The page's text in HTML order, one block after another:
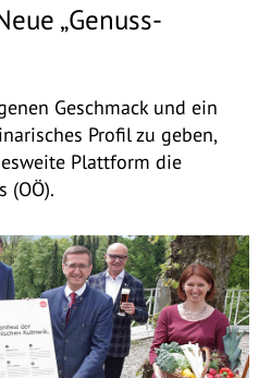
„Genuss-
Geschmack und ein
Profil zu geben,
Plattform die
(OÖ).